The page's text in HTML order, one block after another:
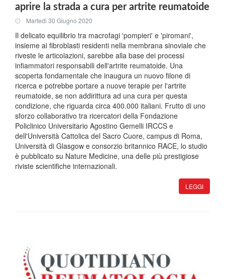
aprire la strada a cura per artrite reumatoide
Martedi 30 Giugno 2020
Il delicato equilibrio tra macrofagi 'pompieri' e 'piromani',
insieme ai fibroblasti residenti nella membrana sinoviale che
riveste le articolazioni, sarebbe alla base dei processi
infiammatori responsabili dell'artrite reumatoide. Una
scoperta fondamentale che inaugura un nuovo filone di
ricerca e potrebbe portare a nuove terapie per l'artrite
reumatoide, se non addirittura ad una cura per questa
condizione, che riguarda circa 400.000 italiani. Frutto di uno
sforzo collaborativo tra ricercatori della Fondazione
Policlinico Universitario Agostino Gemelli IRCCS e
dell'Università Cattolica del Sacro Cuore, campus di Roma,
Università di Glasgow e consorzio britannico RACE, lo studio
è pubblicato su Nature Medicine, una delle più prestigiose
riviste scientifiche internazionali.
LEGGI